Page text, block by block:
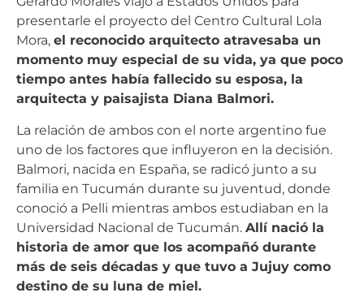
presentarle el proyecto del Centro Cultural Lola
Mora, el reconocido arquitecto atravesaba un
momento muy especial de su vida, ya que poco
tiempo antes había fallecido su esposa, la
arquitecta y paisajista Diana Balmori.
La relación de ambos con el norte argentino fue
uno de los factores que influyeron en la decisión.
Balmori, nacida en España, se radicó junto a su
familia en Tucumán durante su juventud, donde
conoció a Pelli mientras ambos estudiaban en la
Universidad Nacional de Tucumán. Allí nació la
historia de amor que los acompañó durante
más de seis décadas y que tuvo a Jujuy como
destino de su luna de miel.